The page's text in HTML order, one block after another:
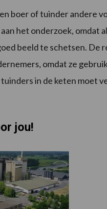
boer of tuinder andere
het onderzoek, omdat
beeld te schetsen. De
omdat ze
in de keten moet
jou!